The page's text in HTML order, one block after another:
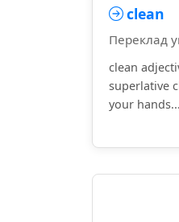
clean
Переклад
clean
superlative
your hands...